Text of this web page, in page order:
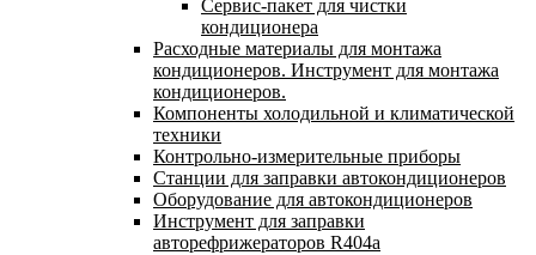
Сервис-пакет для чистки
кондиционера
Расходные материалы для монтажа
кондиционеров. Инструмент для монтажа
кондиционеров.
Компоненты холодильной и климатической
техники
Контрольно-измерительные приборы
Станции для заправки автокондиционеров
Оборудование для автокондиционеров
Инструмент для заправки
авторефрижераторов R404a